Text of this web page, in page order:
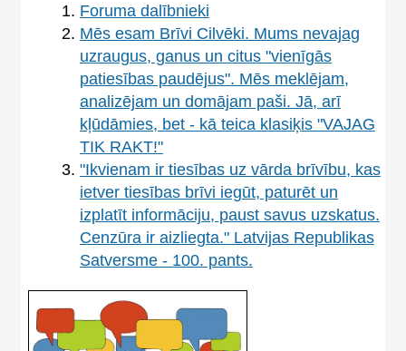
Foruma dalībnieki
Mēs esam Brīvi Cilvēki. Mums nevajag
uzraugus, ganus un citus "vienīgās
patiesības paudējus". Mēs meklējam,
analizējam un domājam paši. Jā, arī
kļūdāmies, bet - kā teica klasiķis "VAJAG
TIK RAKT!"
"Ikvienam ir tiesības uz vārda brīvību, kas
ietver tiesības brīvi iegūt, paturēt un
izplatīt informāciju, paust savus uzskatus.
Cenzūra ir aizliegta." Latvijas Republikas
Satversme - 100. pants.